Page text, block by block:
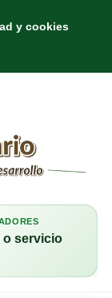
y cookies
o servicio